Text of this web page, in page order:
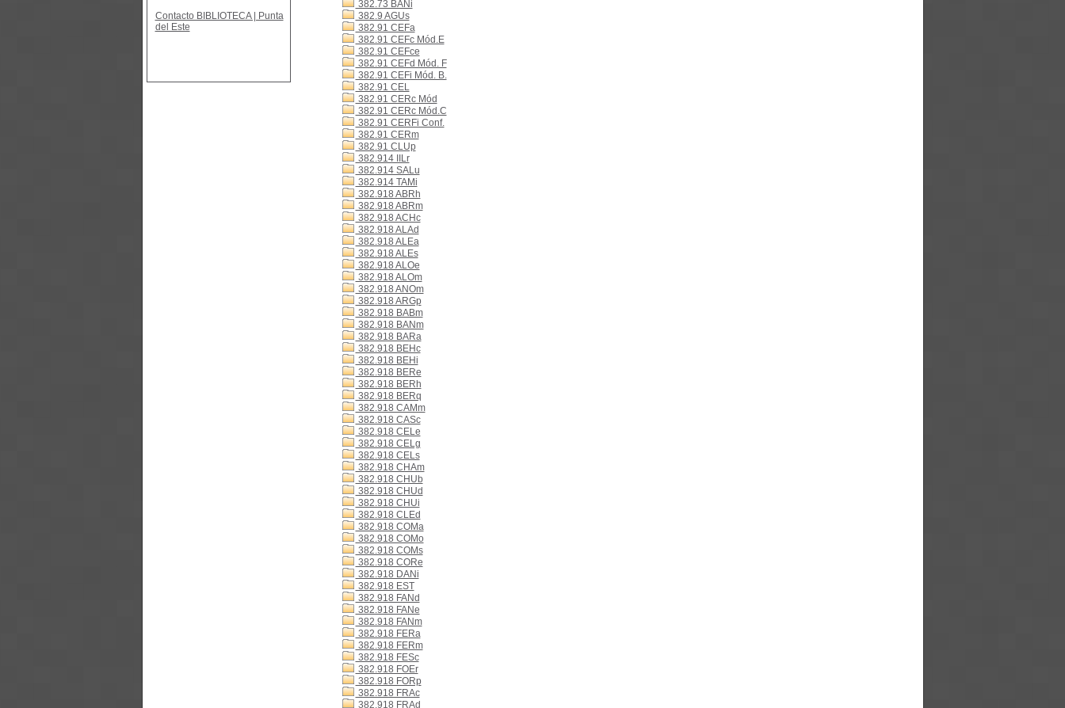
382.73 BANi
382.9 AGUs
382.91 CEFa
382.91 CEFc Mód.E
382.91 CEFce
382.91 CEFd Mód. F
382.91 CEFi Mód. B.
382.91 CEL
382.91 CERc Mód
382.91 CERc Mód.C
382.91 CERFi Conf.
382.91 CERm
382.91 CLUp
382.914 IILr
382.914 SALu
382.914 TAMi
382.918 ABRh
382.918 ABRm
382.918 ACHc
382.918 ALAd
382.918 ALEa
382.918 ALEs
382.918 ALOe
382.918 ALOm
382.918 ANOm
382.918 ARGp
382.918 BABm
382.918 BANm
382.918 BARa
382.918 BEHc
382.918 BEHi
382.918 BERe
382.918 BERh
382.918 BERq
382.918 CAMm
382.918 CASc
382.918 CELe
382.918 CELg
382.918 CELs
382.918 CHAm
382.918 CHUb
382.918 CHUd
382.918 CHUi
382.918 CLEd
382.918 COMa
382.918 COMo
382.918 COMs
382.918 CORe
382.918 DANi
382.918 EST
382.918 FANd
382.918 FANe
382.918 FANm
382.918 FERa
382.918 FERm
382.918 FESc
382.918 FOEr
382.918 FORp
382.918 FRAc
382.918 FRAd
Contacto BIBLIOTECA | Punta
del Este